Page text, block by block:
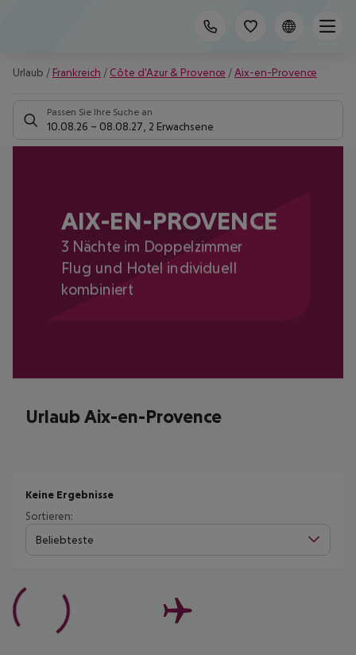
Urlaub / Frankreich / Côte d'Azur & Provence /Aix-en-Provence
Passen Sie Ihre Suche an
10.08.26 – 08.08.27 2 Erwachsene
AIX-EN-PROVENCE
3 Nächte im Doppelzimmer
Flug und Hotel individuell
kombiniert
Urlaub Aix-en-Provence
Keine Ergebnisse
Sortieren:
Beliebteste